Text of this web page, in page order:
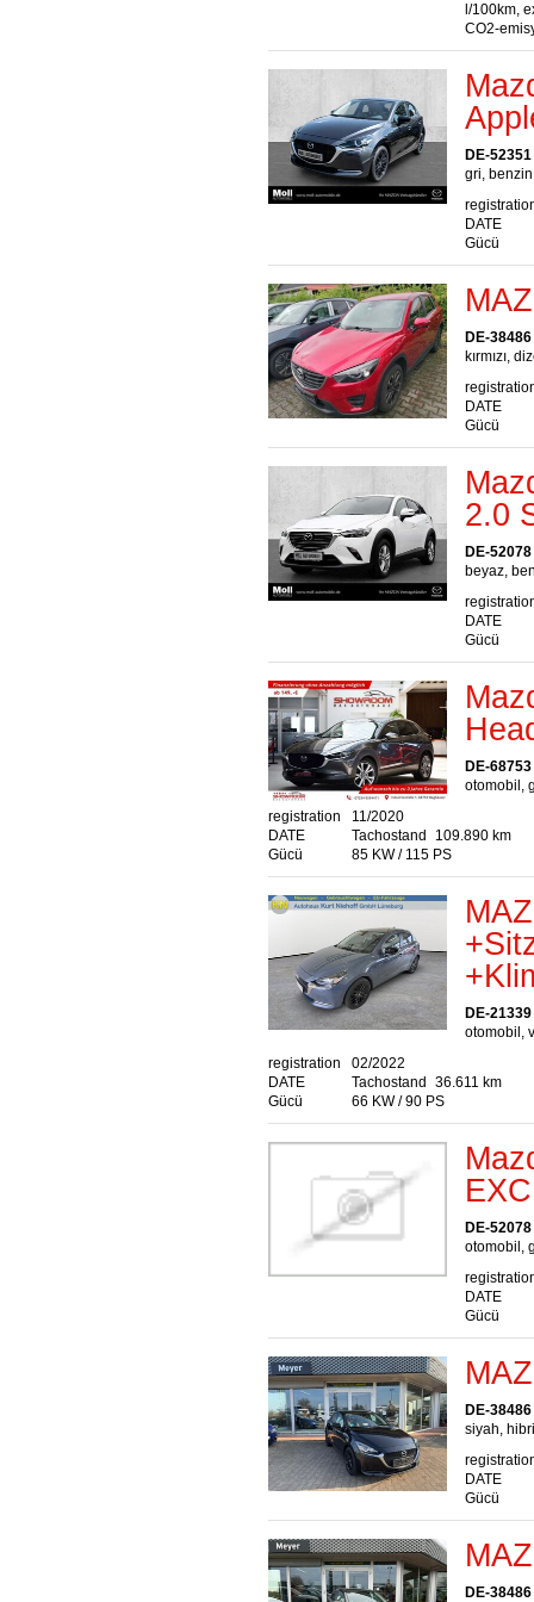
l/100km,
CO2-
DE-
gri,
DATE
Gücü
DE-
kırmızı,
DATE
Gücü
2.0
DE-
beyaz,
DATE
Gücü
DE-
otomobil,
registration
DATE
11/2020
Tachostand
109.890 km
Gücü
85 KW / 115 PS
DE-
otomobil,
registration
DATE
02/2022
Tachostand
36.611 km
Gücü
66 KW / 90 PS
DE-
otomobil,
DATE
Gücü
DE-
siyah,
DATE
Gücü
DE-